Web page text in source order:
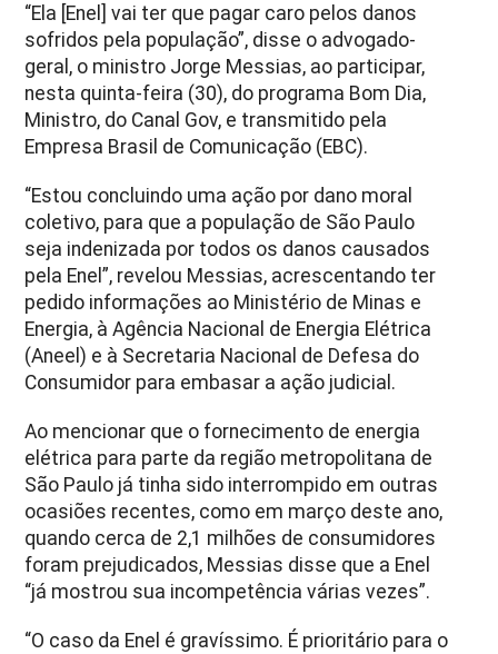
“Ela [Enel] vai ter que pagar caro pelos danos
sofridos pela população”, disse o advogado-
geral, o ministro Jorge Messias, ao participar,
nesta quinta-feira (30), do programa Bom Dia,
Ministro, do Canal Gov, e transmitido pela
Empresa Brasil de Comunicação (EBC).
“Estou concluindo uma ação por dano moral
coletivo, para que a população de São Paulo
seja indenizada por todos os danos causados
pela Enel”, revelou Messias, acrescentando ter
pedido informações ao Ministério de Minas e
Energia, à Agência Nacional de Energia Elétrica
(Aneel) e à Secretaria Nacional de Defesa do
Consumidor para embasar a ação judicial.
Ao mencionar que o fornecimento de energia
elétrica para parte da região metropolitana de
São Paulo já tinha sido interrompido em outras
ocasiões recentes, como em março deste ano,
quando cerca de 2,1 milhões de consumidores
foram prejudicados, Messias disse que a Enel
“já mostrou sua incompetência várias vezes”.
“O caso da Enel é gravíssimo. É prioritário para o